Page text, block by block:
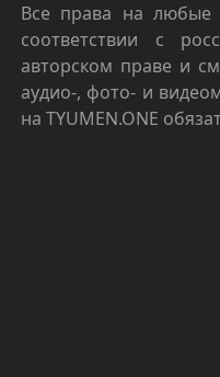
Все права на любые
соответствии с
авторском праве и
аудио-, фото- и
на TYUMEN.ONE